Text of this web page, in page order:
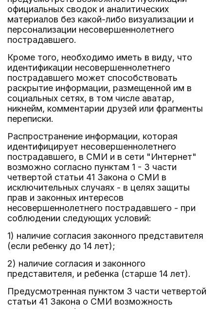
официальных сводок и аналитических
материалов без какой-либо визуализации и
персонализации несовершеннолетнего
пострадавшего.
Кроме того, необходимо иметь в виду, что
идентификации несовершеннолетнего
пострадавшего может способствовать
раскрытие информации, размещенной им в
социальных сетях, в том числе аватар,
никнейм, комментарии друзей или фрагменты
переписки.
Распространение информации, которая
идентифицирует несовершеннолетнего
пострадавшего, в СМИ и в сети "Интернет"
возможно согласно пунктам 1 - 3 части
четвертой статьи 41 Закона о СМИ в
исключительных случаях - в целях защиты
прав и законных интересов
несовершеннолетнего пострадавшего - при
соблюдении следующих условий:
1) наличие согласия законного представителя
(если ребенку до 14 лет);
2) наличие согласия и законного
представителя, и ребенка (старше 14 лет).
Предусмотренная пунктом 3 части четвертой
статьи 41 Закона о СМИ возможность